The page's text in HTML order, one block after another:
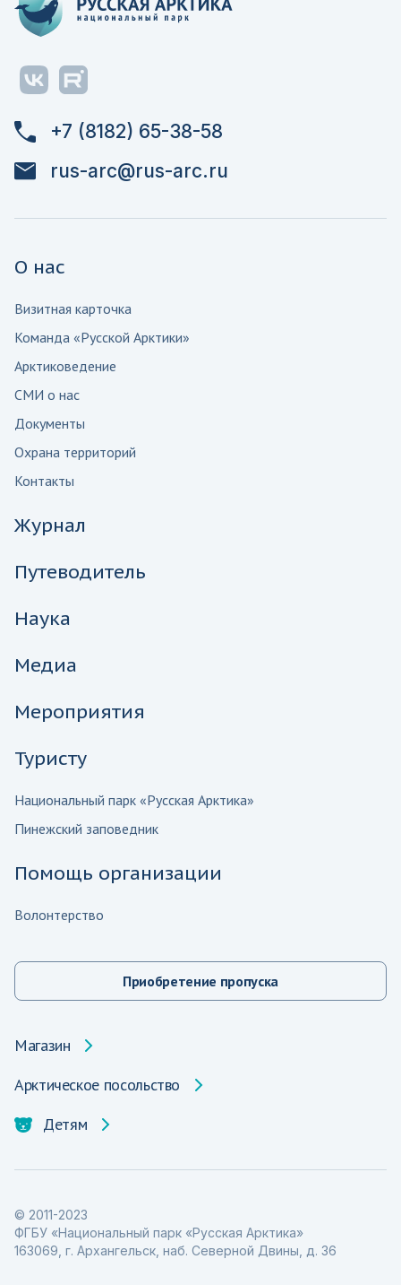
+7 (8182) 65-38-58
rus-arc@rus-arc.ru
О нас
Визитная карточка
Команда «Русской Арктики»
Арктиковедение
СМИ о нас
Документы
Охрана территорий
Контакты
Журнал
Путеводитель
Наука
Медиа
Мероприятия
Туристу
Национальный парк «Русская Арктика»
Пинежский заповедник
Помощь организации
Волонтерство
Приобретение пропуска
Магазин
Арктическое посольство
Детям
© 2011-2023
ФГБУ «Национальный парк «Русская Арктика»
163069, г. Архангельск, наб. Северной Двины, д. 36